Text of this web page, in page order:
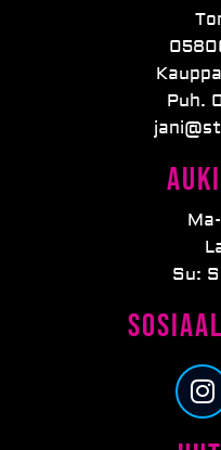
Puh.
Su:
I
n